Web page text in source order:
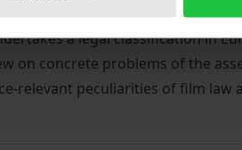
work or motion picture may be
a legal classification in
on concrete problems of the
relevant peculiarities of film law